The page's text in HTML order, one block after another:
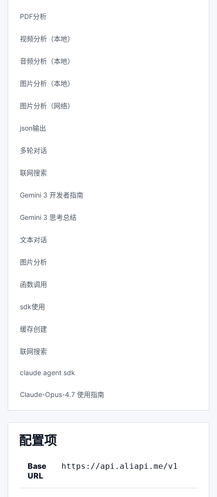
PDF分析
视频分析（本地）
音频分析（本地）
图片分析（本地）
图片分析（网络）
json输出
多轮对话
联网搜索
Gemini 3 开发者指南
Gemini 3 思考总结
文本对话
图片分析
函数调用
sdk使用
缓存创建
联网搜索
claude agent sdk
Claude-Opus-4.7 使用指南
配置项
Base
URL
https://api.aliapi.me/v1